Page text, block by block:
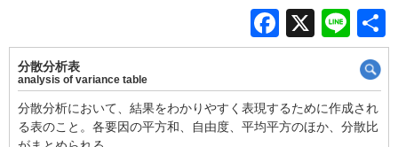
F
a
e
b
X
Li
n
e
分散分析表
analysis of variance table
分散分析において、結果をわかりやすく表現するために作成され
る表のこと。各要因の平方和、自由度、平均平方のほか、分散比